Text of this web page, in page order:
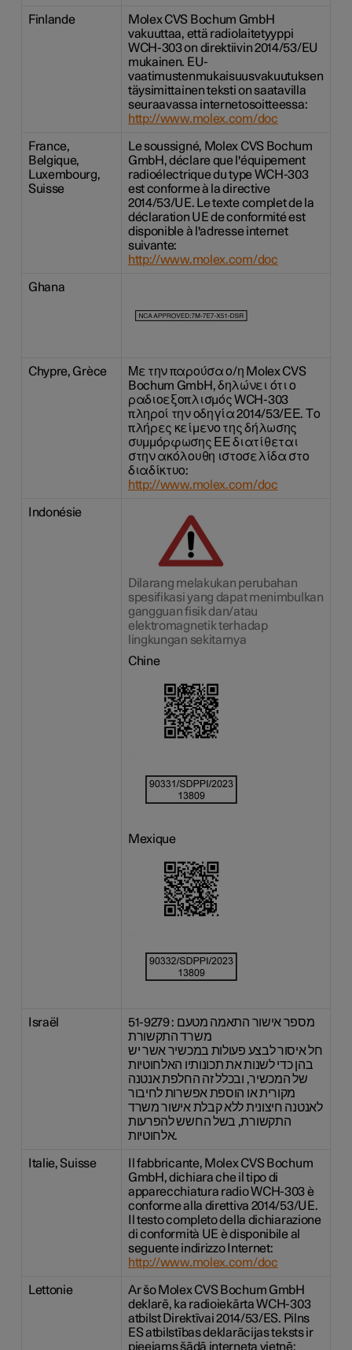
Finlande
Molex CVS Bochum GmbH
vakuuttaa, että radiolaitetyyppi
WCH-303 on direktiivin 2014/53/EU
mukainen. EU-
vaatimustenmukaisuusvakuutuksen
täysimittainen teksti on saatavilla
seuraavassa internetosoitteessa:
http://www.molex.com/doc
France,
Belgique,
Luxembourg,
Suisse
Le soussigné, Molex CVS Bochum
GmbH, déclare que l'équipement
radioélectrique du type WCH-303
est conforme à la directive
2014/53/UE. Le texte complet de la
déclaration UE de conformité est
disponible à l'adresse internet
suivante:
http://www.molex.com/doc
Ghana
Chypre, Grèce
Με την παρούσα ο/η Molex CVS
Bochum GmbH, δηλώνει ότι ο
ραδιοεξοπλισμός WCH-303
πληροί την οδηγία 2014/53/ΕΕ. Το
πλήρες κείμενο της δήλωσης
συμμόρφωσης ΕΕ διατίθεται
στην ακόλουθη ιστοσελίδα στο
διαδίκτυο:
http://www.molex.com/doc
Indonésie
Dilarang melakukan perubahan
spesifikasi yang dapat menimbulkan
gangguan fisik dan/atau
elektromagnetik terhadap
lingkungan sekitarnya
Chine
Mexique
Israël
51-9279 : מספר אישור התאמה מטעם
משרד התקשורת
חל איסור לבצע פעולות במכשיר אשר יש
בהן כדי לשנות את תכונותיו האלחוטיות
של המכשיר, ובכלל זה החלפת אנטנה
מקורית או הוספת אפשרות לחיבור
לאנטנה חיצונית ללא קבלת אישור משרד
התקשורת, בשל החשש להפרעות
אלחוטיות.
Italie, Suisse
Il fabbricante, Molex CVS Bochum
GmbH, dichiara che il tipo di
apparecchiatura radio WCH-303 è
conforme alla direttiva 2014/53/UE.
Il testo completo della dichiarazione
di conformità UE è disponibile al
seguente indirizzo Internet:
http://www.molex.com/doc
Lettonie
Ar šo Molex CVS Bochum GmbH
deklarē, ka radioiekārta WCH-303
atbilst Direktīvai 2014/53/ES. Pilns
ES atbilstības deklarācijas teksts ir
pieejams šādā interneta vietnē: